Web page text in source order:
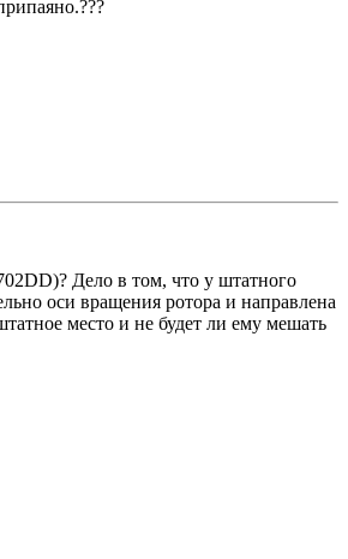
Дело в том, что у штатного
оси вращения ротора и направлена
место и не будет ли ему мешать